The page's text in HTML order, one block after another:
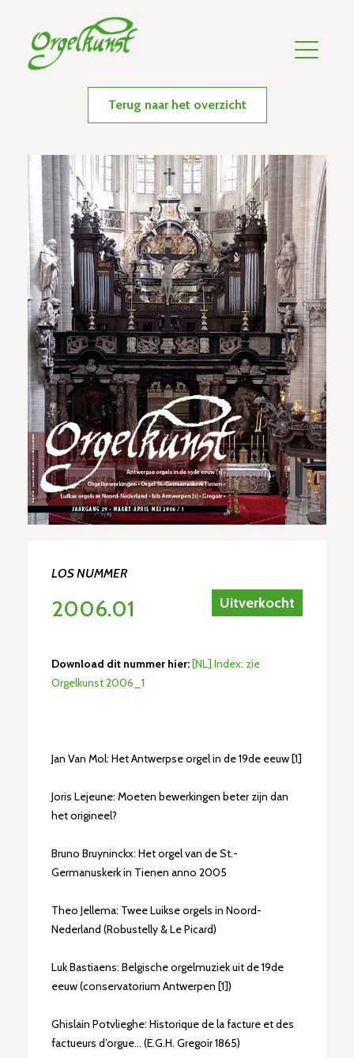
Terug naar het overzicht
LOS NUMMER
2006.01 Uitverkocht
Download dit nummer hier:[NL] Index: zie
Orgelkunst 2006_1
Jan Van Mol: Het Antwerpse orgel in de 19de eeuw [1]
Joris Lejeune: Moeten bewerkingen beter zijn dan
het origineel?
Bruno Bruyninckx: Het orgel van de St.-
Germanuskerk in Tienen anno 2005
Theo Jellema: Twee Luikse orgels in Noord-
Nederland (Robustelly & Le Picard)
Luk Bastiaens: Belgische orgelmuziek uit de 19de
eeuw (conservatorium Antwerpen [1])
Ghislain Potvlieghe: Historique de la facture et des
factueurs d’orgue... (E.G.H. Gregoir 1865)